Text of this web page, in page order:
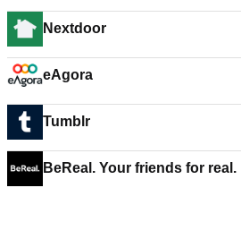
Nextdoor
eAgora
Tumblr
BeReal. Your friends for real.